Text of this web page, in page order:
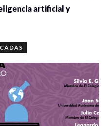
artificial y